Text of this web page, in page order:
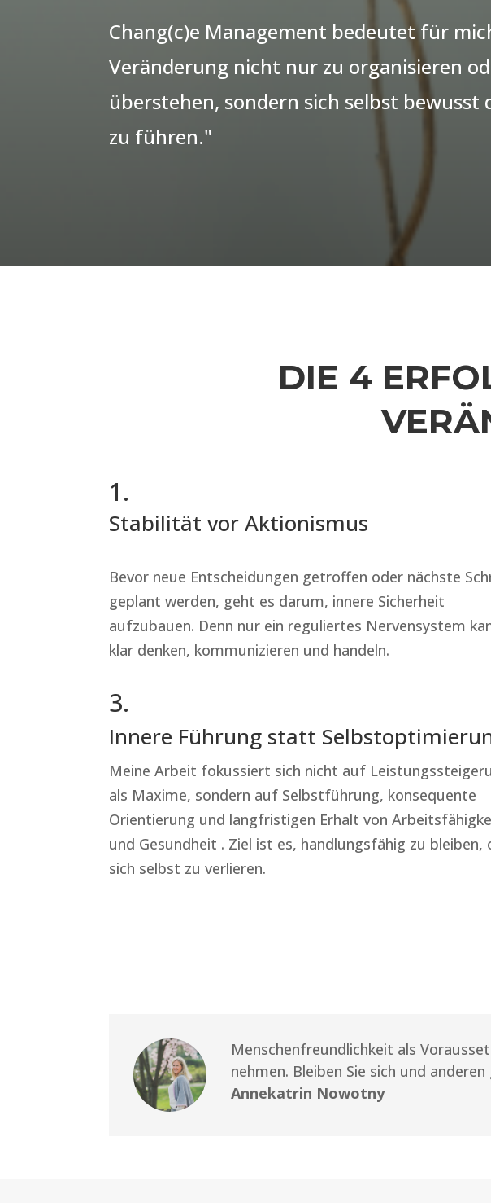
Chang(c)e Management bedeutet für
Veränderung nicht nur zu organisieren
überstehen, sondern sich selbst bewusst
zu führen."
DIE 4
1.
Stabilität vor Aktionismus
Bevor neue Entscheidungen getroffen oder nächste
geplant werden, geht es darum, innere Sicherheit
aufzubauen. Denn nur ein reguliertes Nervensystem
klar denken, kommunizieren und handeln.
3.
Innere Führung statt
Meine Arbeit fokussiert sich nicht auf
als Maxime, sondern auf Selbstführung, konsequente
Orientierung und langfristigen Erhalt von
und Gesundheit . Ziel ist es, handlungsfähig zu bleiben,
sich selbst zu verlieren.
Menschenfreundlichkeit als
nehmen. Bleiben Sie sich und anderen
Annekatrin Nowotny